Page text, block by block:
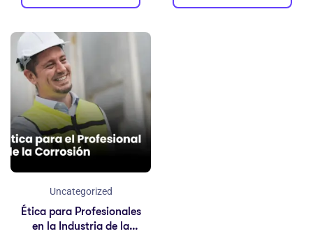
Uncategorized
Ética para Profesionales
en la Industria de la